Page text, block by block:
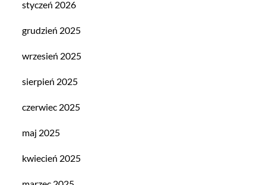
styczeń 2026
grudzień 2025
wrzesień 2025
sierpień 2025
czerwiec 2025
maj 2025
kwiecień 2025